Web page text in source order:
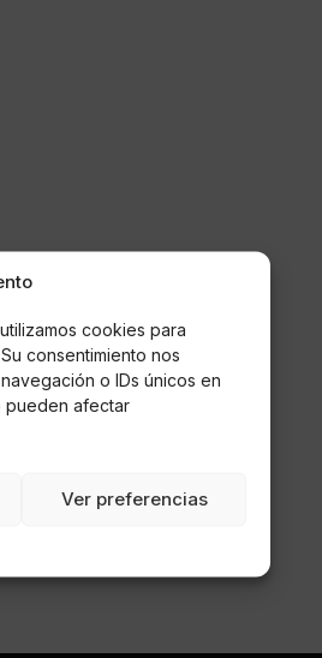
cookies para
consentimiento nos
o IDs únicos en
pueden afectar
Ver preferencias